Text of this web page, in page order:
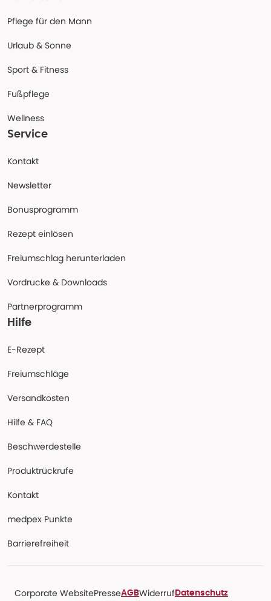
Pflege für den Mann
Urlaub & Sonne
Sport & Fitness
Fußpflege
Wellness
Service
Kontakt
Newsletter
Bonusprogramm
Rezept einlösen
Freiumschlag herunterladen
Vordrucke & Downloads
Partnerprogramm
Hilfe
E-Rezept
Freiumschläge
Versandkosten
Hilfe & FAQ
Beschwerdestelle
Produktrückrufe
Kontakt
medpex Punkte
Barrierefreiheit
Corporate WebsitePresseAGBWiderruf Datenschutz